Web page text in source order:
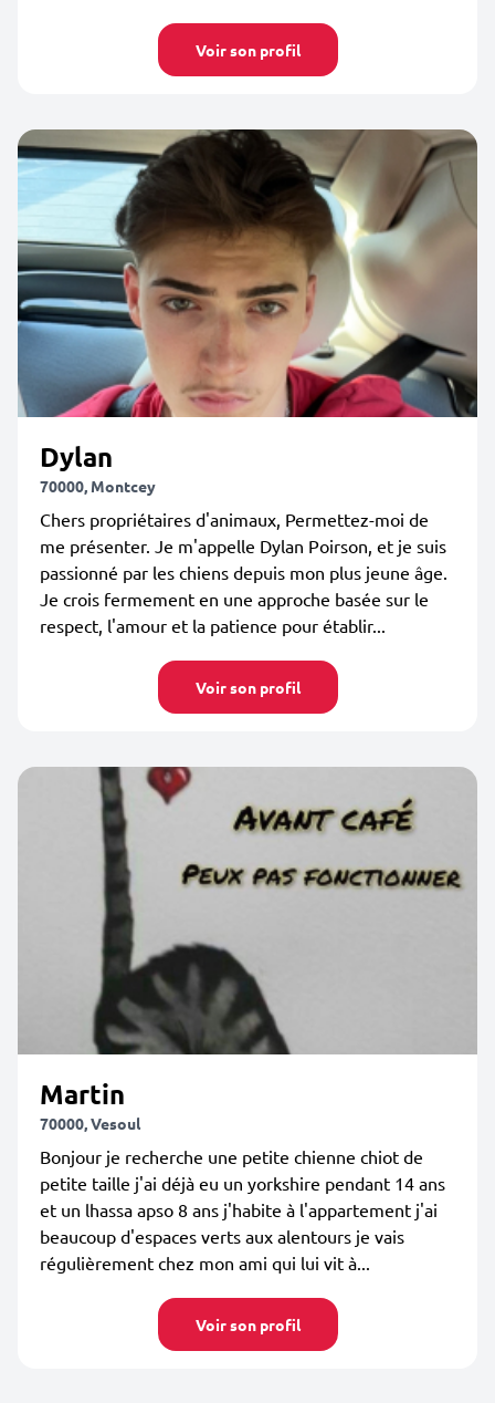
Voir son profil
Dylan
70000, Montcey
Chers propriétaires d'animaux, Permettez-moi de
me présenter. Je m'appelle Dylan Poirson, et je suis
passionné par les chiens depuis mon plus jeune âge.
Je crois fermement en une approche basée sur le
respect, l'amour et la patience pour établir...
Voir son profil
Martin
70000, Vesoul
Bonjour je recherche une petite chienne chiot de
petite taille j'ai déjà eu un yorkshire pendant 14 ans
et un lhassa apso 8 ans j'habite à l'appartement j'ai
beaucoup d'espaces verts aux alentours je vais
régulièrement chez mon ami qui lui vit à...
Voir son profil